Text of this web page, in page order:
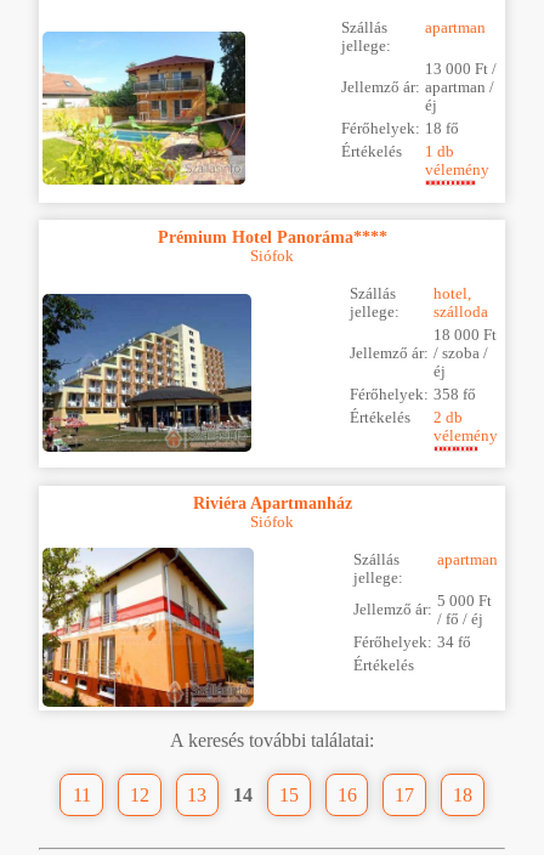
Szállás
jellege:
apartman
Jellemző ár:
13 000 Ft /
apartman /
éj
Férőhelyek: 18 fő
Értékelés
1 db
vélemény
Prémium Hotel Panoráma****
Siófok
Szállás
jellege:
hotel,
szálloda
Jellemző ár:
18 000 Ft
/ szoba /
éj
Férőhelyek: 358 fő
Értékelés
2 db
vélemény
Riviéra Apartmanház
Siófok
Szállás
jellege:
apartman
Jellemző ár: 5 000 Ft
/ fő / éj
Férőhelyek: 34 fő
Értékelés
A keresés további találatai:
11 12 13 14 15 16 17 18